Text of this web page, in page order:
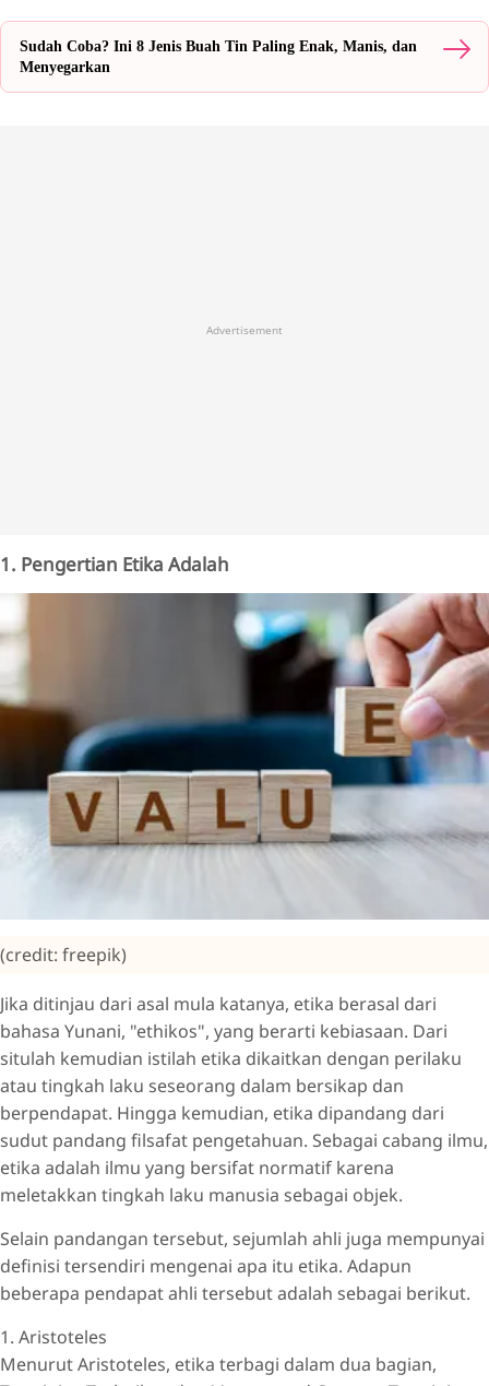
Sudah Coba? Ini 8 Jenis Buah Tin Paling Enak, Manis, dan
Menyegarkan
Advertisement
1. Pengertian Etika Adalah
(credit: freepik)
Jika ditinjau dari asal mula katanya, etika berasal dari
bahasa Yunani, "ethikos", yang berarti kebiasaan. Dari
situlah kemudian istilah etika dikaitkan dengan perilaku
atau tingkah laku seseorang dalam bersikap dan
berpendapat. Hingga kemudian, etika dipandang dari
sudut pandang filsafat pengetahuan. Sebagai cabang ilmu,
etika adalah ilmu yang bersifat normatif karena
meletakkan tingkah laku manusia sebagai objek.
Selain pandangan tersebut, sejumlah ahli juga mempunyai
definisi tersendiri mengenai apa itu etika. Adapun
beberapa pendapat ahli tersebut adalah sebagai berikut.
1. Aristoteles
Menurut Aristoteles, etika terbagi dalam dua bagian,